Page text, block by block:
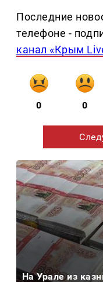
Последние
телефоне -
канал «Крым
0 0
На Урале из